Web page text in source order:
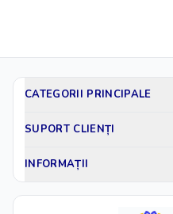
CATEGORII PRINCIPALE
SUPORT CLIENȚI
INFORMAȚII